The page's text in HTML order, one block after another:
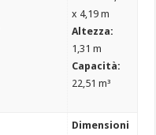
x 4,19 m
Altezza:
1,31 m
Capacità:
22,51 m³
Dimensioni